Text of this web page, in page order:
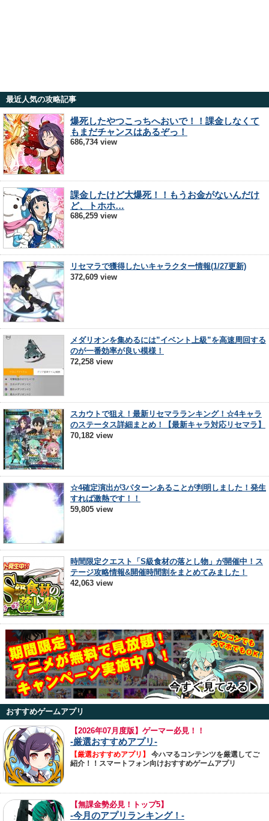
最近人気の攻略記事
爆死したやつこっちへおいで！！課金しなくて
もまだチャンスはあるぞっ！
686,734 view
課金したけど大爆死！！もうお金がないんだけ
ど、トホホ…
686,259 view
リセマラで獲得したいキャラクター情報(1/27更新)
372,609 view
メダリオンを集めるには”イベント上級”を高速周回する
のが一番効率が良い模様！
72,258 view
スカウトで狙え！最新リセマラランキング！☆4キャラ
のステータス詳細まとめ！【最新キャラ対応リセマラ】
70,182 view
☆4確定演出が3パターンあることが判明しました！発生
すれば激熱です！！
59,805 view
時間限定クエスト「S級食材の落とし物」が開催中！ス
テージ攻略情報&開催時間割をまとめてみました！
42,063 view
おすすめゲームアプリ
【2026年07月度版】ゲーマー必見！！
-厳選おすすめアプリ-
【厳選おすすめアプリ】
今ハマるコンテンツを厳選してご
紹介！！スマートフォン向けおすすめゲームアプリ
【無課金勢必見！トップ5】
-今月のアプリランキング！-